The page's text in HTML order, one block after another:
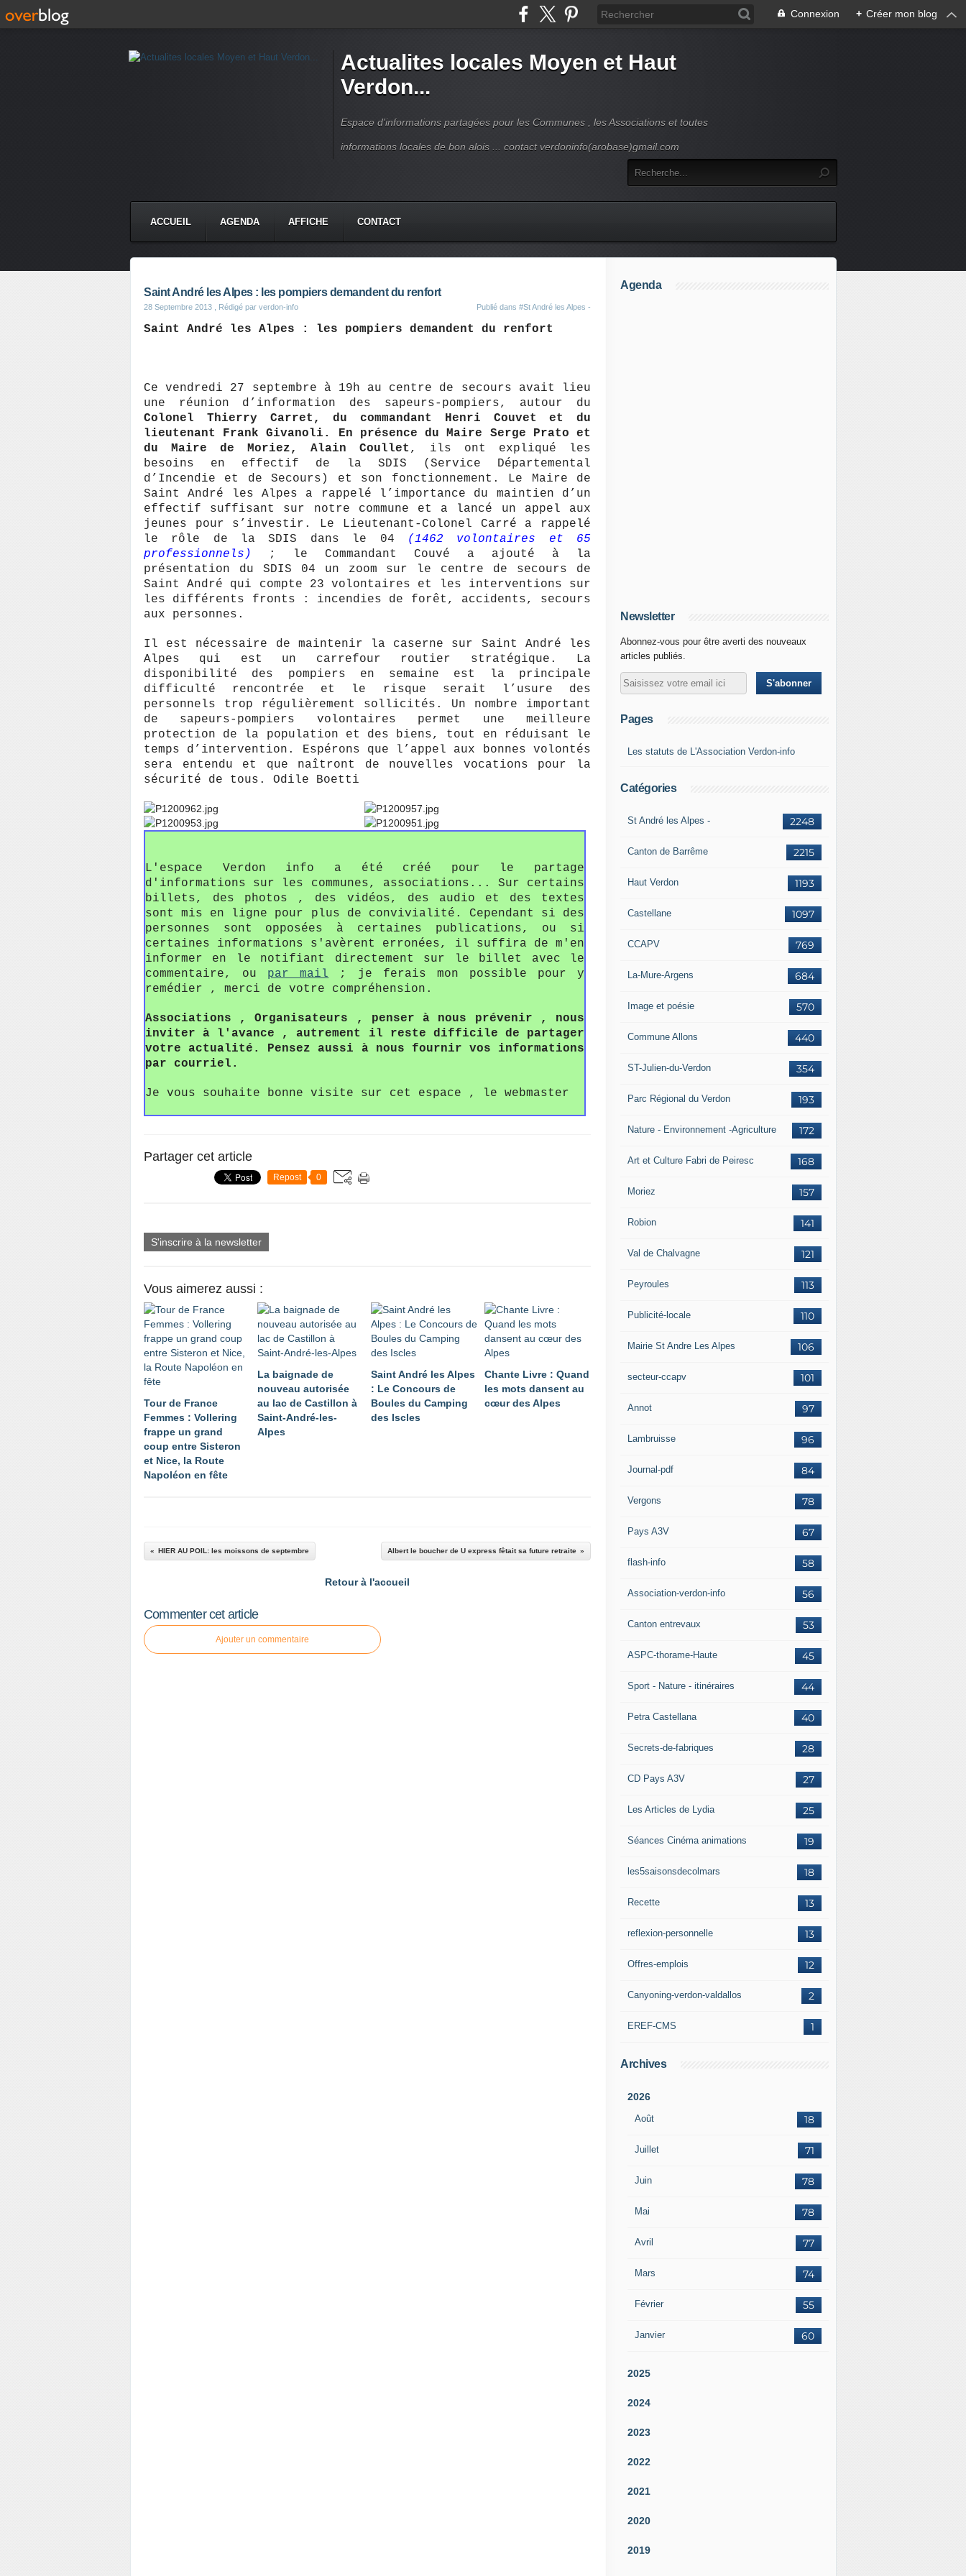
Connexion + Créer mon blog
Actualites locales Moyen et Haut
Verdon...
Espace d'informations partagées pour les Communes , les Associations et toutes
informations locales de bon alois ... contact verdoninfo(arobase)gmail.com
ACCUEIL AGENDA AFFICHE CONTACT
Saint André les Alpes : les pompiers demandent du renfort
28 Septembre 2013 , Rédigé par verdon-info Publié dans #St André les Alpes -
Saint André les Alpes : les pompiers demandent du renfort
Ce vendredi 27 septembre à 19h au centre de secours avait lieu
une réunion d’information des sapeurs-pompiers, autour du
Colonel Thierry Carret, du commandant Henri Couvet et du
lieutenant Frank Givanoli. En présence du Maire Serge Prato et
du Maire de Moriez, Alain Coullet , ils ont expliqué les
besoins en effectif de la SDIS (Service Départemental
d’Incendie et de Secours) et son fonctionnement. Le Maire de
Saint André les Alpes a rappelé l’importance du maintien d’un
effectif suffisant sur notre commune et a lancé un appel aux
jeunes pour s’investir. Le Lieutenant-Colonel Carré a rappelé
le rôle de la SDIS dans le 04
(1462 volontaires et 65
professionnels)
; le Commandant Couvé a ajouté à la
présentation du SDIS 04 un zoom sur le centre de secours de
Saint André qui compte 23 volontaires et les interventions sur
les différents fronts : incendies de forêt, accidents, secours
aux personnes.
Il est nécessaire de maintenir la caserne sur Saint André les
Alpes qui est un carrefour routier stratégique. La
disponibilité des pompiers en semaine est la principale
difficulté rencontrée et le risque serait l’usure des
personnels trop régulièrement sollicités. Un nombre important
de sapeurs-pompiers volontaires permet une meilleure
protection de la population et des biens, tout en réduisant le
temps d’intervention. Espérons que l’appel aux bonnes volontés
sera entendu et que naîtront de nouvelles vocations pour la
sécurité de tous. Odile Boetti
L'espace Verdon info a été créé pour le partage
d'informations sur les communes, associations... Sur certains
billets, des photos , des vidéos, des audio et des textes
sont mis en ligne pour plus de convivialité. Cependant si des
personnes sont opposées à certaines publications, ou si
certaines informations s'avèrent erronées, il suffira de m'en
informer en le notifiant directement sur le billet avec le
commentaire, ou par mail ; je ferais mon possible pour y
remédier , merci de votre compréhension.
Associations , Organisateurs , penser à nous prévenir , nous
inviter à l'avance , autrement il reste difficile de partager
votre actualité. Pensez aussi à nous fournir vos informations
par courriel.
Je vous souhaite bonne visite sur cet espace , le webmaster
Partager cet article
Repost 0
S'inscrire à la newsletter
Vous aimerez aussi :
Tour de France
Femmes : Vollering
frappe un grand
coup entre Sisteron
et Nice, la Route
Napoléon en fête
La baignade de
nouveau autorisée
au lac de Castillon à
Saint-André-les-
Alpes
Saint André les Alpes
: Le Concours de
Boules du Camping
des Iscles
Chante Livre : Quand
les mots dansent au
cœur des Alpes
HIER AU POIL: les moissons de septembre Albert le boucher de U express fêtait sa future retraite
Retour à l'accueil
Commenter cet article
Ajouter un commentaire
Agenda
Newsletter
Abonnez-vous pour être averti des nouveaux
articles publiés.
Pages
Les statuts de L'Association Verdon-info
Catégories
2248
St André les Alpes -
2215
Canton de Barrême
1193
Haut Verdon
1097
Castellane
769
CCAPV
684
La-Mure-Argens
570
Image et poésie
440
Commune Allons
354
ST-Julien-du-Verdon
193
Parc Régional du Verdon
172
Nature - Environnement -Agriculture
168
Art et Culture Fabri de Peiresc
157
Moriez
141
Robion
121
Val de Chalvagne
113
Peyroules
110
Publicité-locale
106
Mairie St Andre Les Alpes
101
secteur-ccapv
97
Annot
96
Lambruisse
84
Journal-pdf
78
Vergons
67
Pays A3V
58
flash-info
56
Association-verdon-info
53
Canton entrevaux
45
ASPC-thorame-Haute
44
Sport - Nature - itinéraires
40
Petra Castellana
28
Secrets-de-fabriques
27
CD Pays A3V
25
Les Articles de Lydia
19
Séances Cinéma animations
18
les5saisonsdecolmars
13
Recette
13
reflexion-personnelle
12
Offres-emplois
2
Canyoning-verdon-valdallos
1
EREF-CMS
Archives
2026
Août 18
Juillet 71
Juin 78
Mai 78
Avril 77
Mars 74
Février 55
Janvier 60
2025
2024
2023
2022
2021
2020
2019